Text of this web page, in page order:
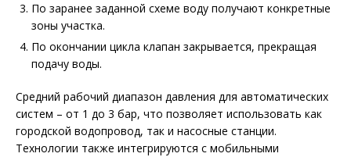
По заранее заданной схеме воду получают конкретные
зоны участка.
По окончании цикла клапан закрывается, прекращая
подачу воды.
Средний рабочий диапазон давления для автоматических
систем – от 1 до 3 бар, что позволяет использовать как
городской водопровод, так и насосные станции.
Технологии также интегрируются с мобильными